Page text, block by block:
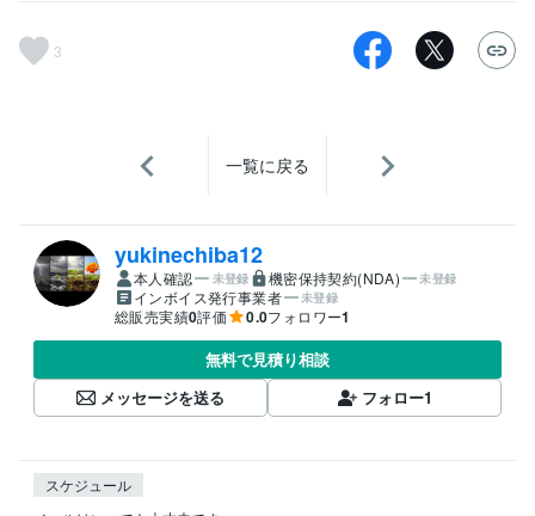
3
一覧に戻る
yukinechiba12
本人確認 未登録 機密保持契約(NDA) 未登録
インボイス発行事業者 未登録
総販売実績0評価 0.0フォロワー1
無料で見積り相談
メッセージを送る
フォロー1
スケジュール